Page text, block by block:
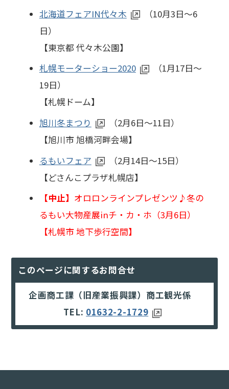
北海道フェアIN代々木
（10月3日～6
日）
【東京都 代々木公園】
札幌モーターショー2020
（1月17日～
19日）
【札幌ドーム】
旭川冬まつり
（2月6日～11日）
【旭川市 旭橋河畔会場】
るもいフェア
（2月14日～15日）
【どさんこプラザ札幌店】
【中止】 オロロンラインプレゼンツ♪冬の
るもい大物産展inチ・カ・ホ（3月6日）
【札幌市 地下歩行空間】
このページに関するお問合せ
企画商工課（旧産業振興課）商工観光係
TEL: 01632-2-1729